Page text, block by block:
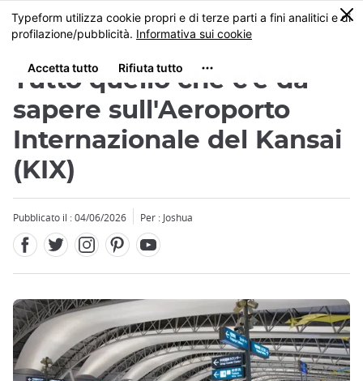
Skip
to
content
MENU
0
Tutto quello che c'è da
sapere sull'Aeroporto
Internazionale del Kansai
(KIX)
Pubblicato il : 04/06/2026 Per : Joshua
Close
Close